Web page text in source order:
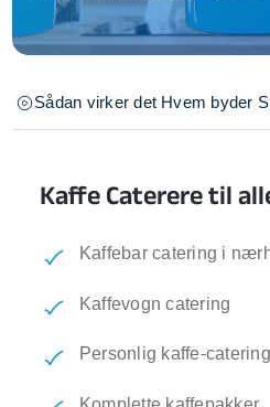
Sådan virker det Hvem byder
Kaffe Caterere til
Kaffebar catering i
Kaffevogn catering
Personlig kaffe-catering